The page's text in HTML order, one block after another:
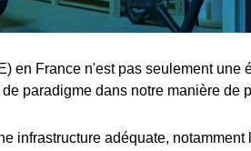
en France n'est pas seulement une
paradigme dans notre manière de
infrastructure adéquate,